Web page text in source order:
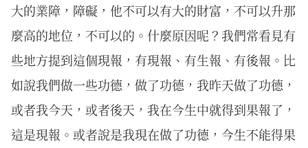
大的業障，障礙，他不可以有大的財富，不可以升那
麼高的地位，不可以的。什麼原因呢？我們常看見有
些地方提到這個現報，有現報、有生報、有後報。比
如說我們做一些功德，做了功德，我昨天做了功德，
或者我今天，或者後天，我在今生中就得到果報了，
這是現報。或者說是我現在做了功德，今生不能得果